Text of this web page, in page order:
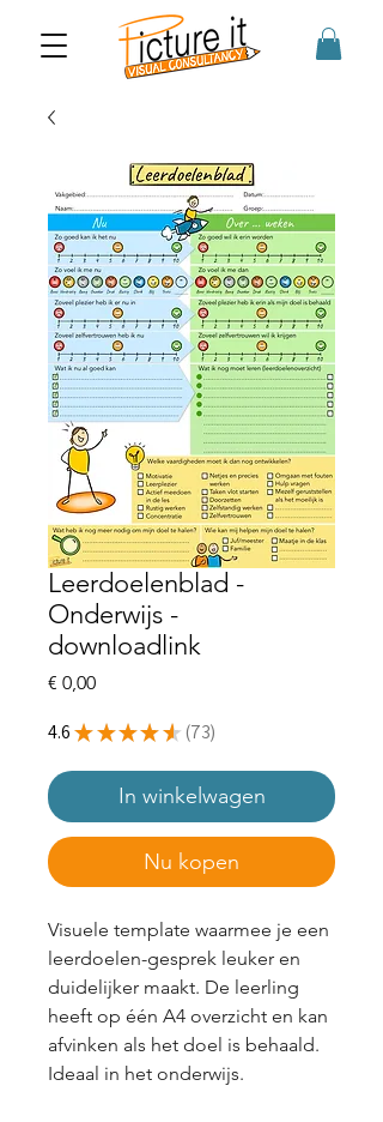
Leerdoelenblad -
Onderwijs -
downloadlink
€ 0,00Prijs
4.6★ ★ ★ ★ ★ 73
73
In winkelwagen
Nu kopen
Visuele template waarmee je een
leerdoelen-gesprek leuker en
duidelijker maakt. De leerling
heeft op één A4 overzicht en kan
afvinken als het doel is behaald.
Ideaal in het onderwijs.